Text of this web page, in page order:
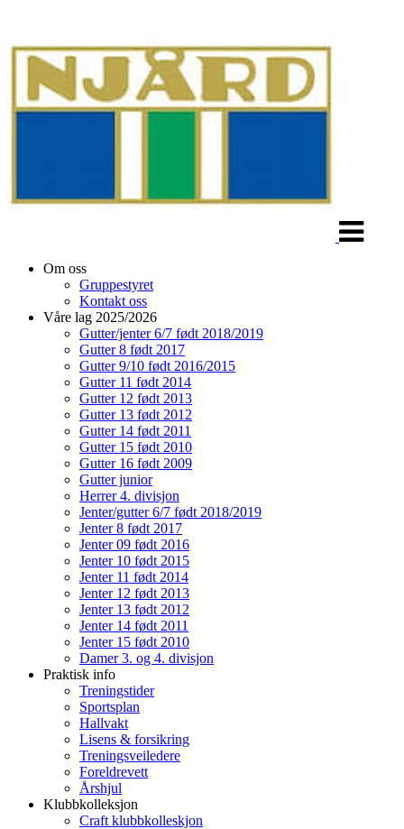
Om oss
Gruppestyret
Kontakt oss
Våre lag 2025/2026
Gutter/jenter 6/7 født 2018/2019
Gutter 8 født 2017
Gutter 9/10 født 2016/2015
Gutter 11 født 2014
Gutter 12 født 2013
Gutter 13 født 2012
Gutter 14 født 2011
Gutter 15 født 2010
Gutter 16 født 2009
Gutter junior
Herrer 4. divisjon
Jenter/gutter 6/7 født 2018/2019
Jenter 8 født 2017
Jenter 09 født 2016
Jenter 10 født 2015
Jenter 11 født 2014
Jenter 12 født 2013
Jenter 13 født 2012
Jenter 14 født 2011
Jenter 15 født 2010
Damer 3. og 4. divisjon
Praktisk info
Treningstider
Sportsplan
Hallvakt
Lisens & forsikring
Treningsveiledere
Foreldrevett
Årshjul
Klubbkolleksjon
Craft klubbkolleskjon